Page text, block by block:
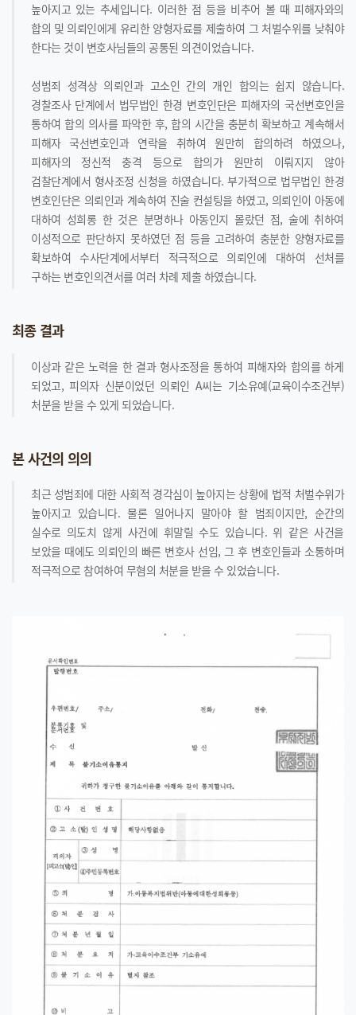
높아지고 있는 추세입니다. 이러한 점 등을 비추어 볼 때 피해자와의
합의 및 의뢰인에게 유리한 양형자료를 제출하여 그 처벌수위를 낮춰야
한다는 것이 변호사님들의 공통된 의견이었습니다.
성범죄 성격상 의뢰인과 고소인 간의 개인 합의는 쉽지 않습니다.
경찰조사 단계에서 법무법인 한경 변호인단은 피해자의 국선변호인을
통하여 합의 의사를 파악한 후, 합의 시간을 충분히 확보하고 계속해서
피해자 국선변호인과 연락을 취하여 원만히 합의하려 하였으나,
피해자의 정신적 충격 등으로 합의가 원만히 이뤄지지 않아
검찰단계에서 형사조정 신청을 하였습니다. 부가적으로 법무법인 한경
변호인단은 의뢰인과 계속하여 진술 컨설팅을 하였고, 의뢰인이 아동에
대하여 성희롱 한 것은 분명하나 아동인지 몰랐던 점, 술에 취하여
이성적으로 판단하지 못하였던 점 등을 고려하여 충분한 양형자료를
확보하여 수사단계에서부터 적극적으로 의뢰인에 대하여 선처를
구하는 변호인의견서를 여러 차례 제출 하였습니다.
최종 결과
이상과 같은 노력을 한 결과 형사조정을 통하여 피해자와 합의를 하게
되었고, 피의자 신분이었던 의뢰인 A씨는 기소유예(교육이수조건부)
처분을 받을 수 있게 되었습니다.
본 사건의 의의
최근 성범죄에 대한 사회적 경각심이 높아지는 상황에 법적 처벌수위가
높아지고 있습니다. 물론 일어나지 말아야 할 범죄이지만, 순간의
실수로 의도치 않게 사건에 휘말릴 수도 있습니다. 위 같은 사건을
보았을 때에도 의뢰인의 빠른 변호사 선임, 그 후 변호인들과 소통하며
적극적으로 참여하여 무혐의 처분을 받을 수 있었습니다.